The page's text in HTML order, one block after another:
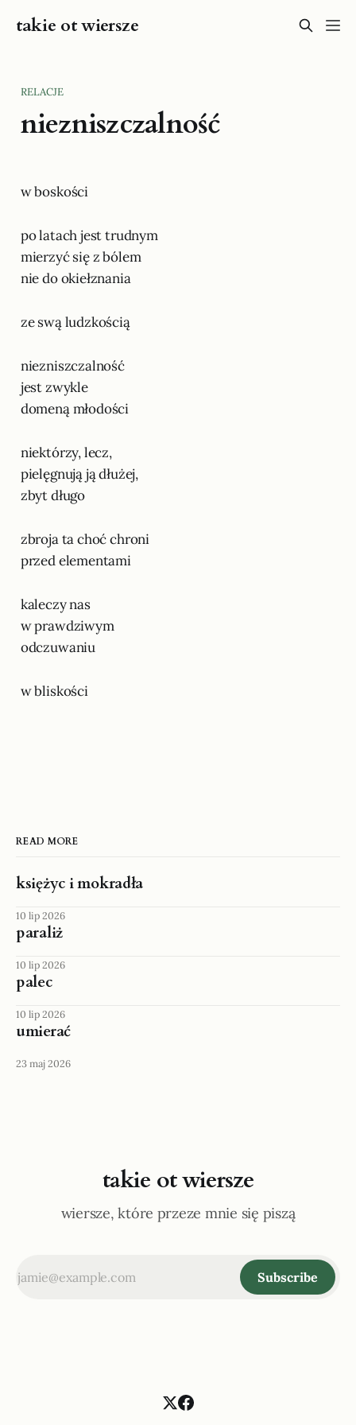
takie ot wiersze
RELACJE
niezniszczalność
w boskości
po latach jest trudnym
mierzyć się z bólem
nie do okiełznania
ze swą ludzkością
niezniszczalność
jest zwykle
domeną młodości
niektórzy, lecz,
pielęgnują ją dłużej,
zbyt długo
zbroja ta choć chroni
przed elementami
kaleczy nas
w prawdziwym
odczuwaniu
w bliskości
READ MORE
księżyc i mokradła
10 lip 2026
paraliż
10 lip 2026
palec
10 lip 2026
umierać
23 maj 2026
takie ot wiersze
wiersze, które przeze mnie się piszą
Subscribe